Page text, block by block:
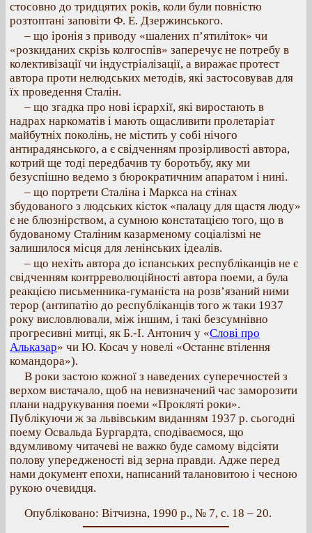
стосовно до тридцятих років, коли були повністю
розтоптані заповіти Ф. Е. Дзержинського.
– що іронія з приводу «шалених п’ятиліток» чи
«розкиданих скрізь колгоспів» заперечує не потребу в
колективізації чи індустріалізації, а виражає протест
автора проти нелюдських методів, які застосовував для
їх проведення Сталін.
– що згадка про нові ієрархії, які виростають в
надрах наркоматів і мають ощасливити пролетаріат
майбутніх поколінь, не містить у собі нічого
антирадянського, а є свідченням прозірливості автора,
котрий ще тоді передбачив ту боротьбу, яку ми
безуспішно ведемо з бюрократичним апаратом і нині.
– що портрети Сталіна і Маркса на стінах
збудованого з людських кісток «палацу для щастя люду»
є не блюзнірством, а сумною констатацією того, що в
будованому Сталіним казарменому соціалізмі не
залишилося місця для ленінських ідеалів.
– що нехіть автора до іспанських республіканців не є
свідченням контрреволюційності автора поеми, а була
реакцією письменника-гуманіста на розв’язаний ними
терор (антипатію до республіканців того ж таки 1937
року висловлювали, між іншим, і такі безсумнівно
прогресивні митці, як Б.-І. Антонич у «Слові про
Альказар» чи Ю. Косач у новелі «Останнє втілення
командора»).
В роки застою кожної з наведених суперечностей з
верхом вистачало, щоб на невизначений час заморозити
плани надрукування поеми «Прокляті роки».
Публікуючи ж за львівським виданням 1937 р. сьогодні
поему Освальда Бургардта, сподіваємося, що
вдумливому читачеві не важко буде самому відсіяти
полову упередженості від зерна правди. Адже перед
нами документ епохи, написаний талановитою і чесною
рукою очевидця.
Опубліковано: Вітчизна, 1990 р., № 7, с. 18 – 20.